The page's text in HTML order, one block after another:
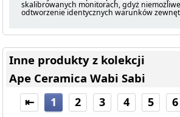
skalibrowanych monitorach, gdyż
odtworzenie identycznych warunków
Inne produkty z kolekcji
Ape Ceramica Wabi Sabi
⇤ 1 2 3 4 5 6